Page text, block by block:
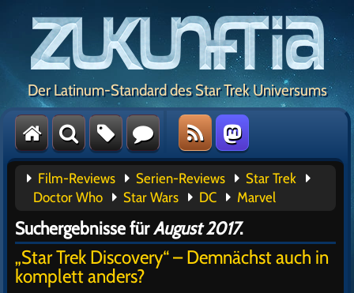
Der Latinum-Standard des Star Trek Universums
Film-Reviews Serien-Reviews
Star Trek
Doctor Who
Star Wars DC Marvel
Suchergebnisse fürAugust 2017.
„Star Trek Discovery“ – Demnächst auch in
komplett anders?